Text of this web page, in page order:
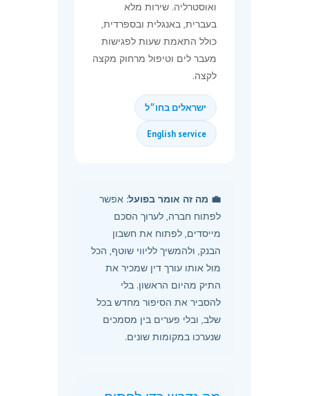
ואוסטרליה. שירות מלא
בעברית, באנגלית ובספרדית,
כולל התאמת שעות לפגישות
מעבר לים וטיפול מרחוק מקצה
לקצה.
ישראלים בחו״ל
English service
💼 מה זה אומר בפועל: אפשר
לפתוח חברה, לערוך הסכם
מייסדים, לפתוח את חשבון
הבנק, ולהמשיך לליווי שוטף, הכל
מול אותו עורך דין שמכיר את
התיק מהיום הראשון. בלי
להסביר את הסיפור מחדש בכל
שלב, ובלי פערים בין מסמכים
שנערכו במקומות שונים.